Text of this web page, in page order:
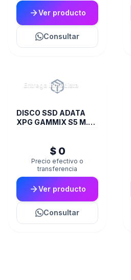
Ver producto
Consultar
Entrega inmediata
DISCO SSD ADATA
XPG GAMMIX S5 M.2
$ 0
Precio efectivo o
transferencia
Ver producto
Consultar